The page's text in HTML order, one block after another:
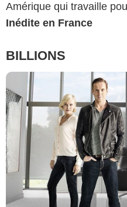
Amérique qui travaille
Inédite en France
BILLIONS